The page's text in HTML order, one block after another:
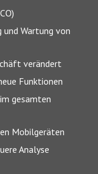
Wartung von
verändert
Funktionen
gesamten
Mobilgeräten
Analyse